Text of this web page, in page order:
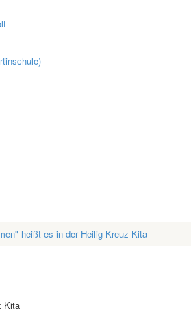
heißt es in der Heilig Kreuz Kita